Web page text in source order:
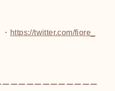
https://twitter.com/fiore_
ーーーーーーーーーーー